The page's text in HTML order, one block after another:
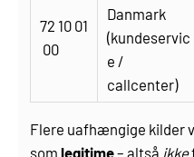
72 10 01
00
Danmark
(kundeservic
e /
callcenter)
Flere uafhængige kilder
somlegitime– altså ikke